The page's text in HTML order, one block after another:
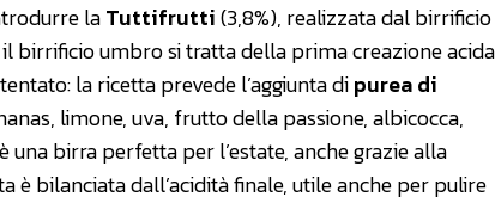
laTuttifrutti(3,8%), realizzata dal birrificio
il birrificio umbro si tratta della prima creazione acida
la ricetta prevede l’aggiunta dipurea di
limone, uva, frutto della passione, albicocca,
una birra perfetta per l’estate, anche grazie alla
bilanciata dall’acidità finale, utile anche per pulire